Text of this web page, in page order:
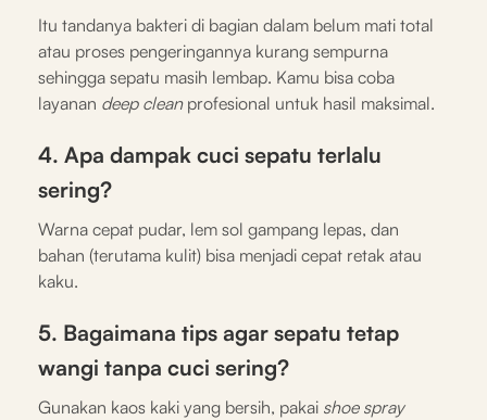
Itu tandanya bakteri di bagian dalam belum mati total
atau proses pengeringannya kurang sempurna
sehingga sepatu masih lembap. Kamu bisa coba
layanan deep cleanprofesional untuk hasil maksimal.
4. Apa dampak cuci sepatu terlalu
sering?
Warna cepat pudar, lem sol gampang lepas, dan
bahan (terutama kulit) bisa menjadi cepat retak atau
kaku.
5. Bagaimana tips agar sepatu tetap
wangi tanpa cuci sering?
Gunakan kaos kaki yang bersih, pakai shoe spray